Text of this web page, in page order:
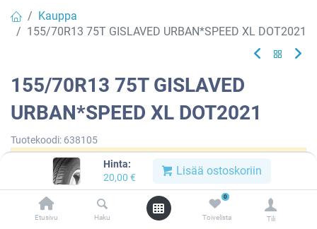
Hinta:
20,00 € Lisää ostoskoriin
Etusivu Haku
0
Toivelista Tili
Kauppa
155/70R13 75T GISLAVED URBAN*SPEED XL DOT2021
155/70R13 75T GISLAVED
URBAN*SPEED XL DOT2021
Tuotekoodi: 638105
Tällä tuotteella ei ole kelvollista yhdistelmää.
GISLAVED